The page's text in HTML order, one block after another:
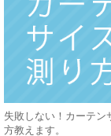
失敗しない！カーテン
方教えます。